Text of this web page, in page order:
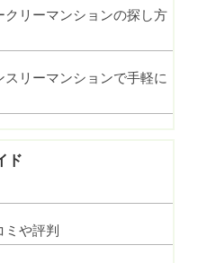
クリーマンションの探し方
リーマンションで手軽に
ド
や評判